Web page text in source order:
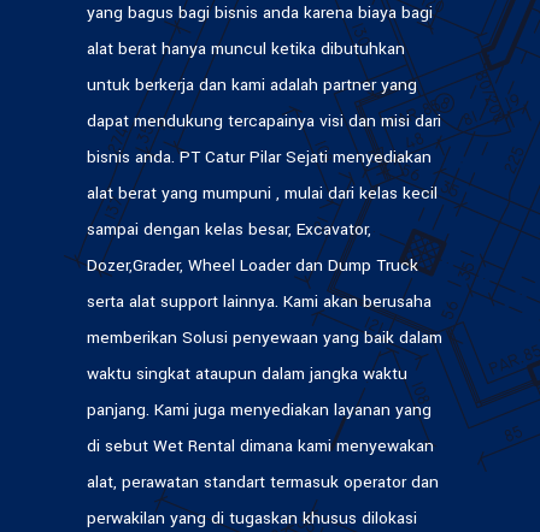
yang bagus bagi bisnis anda karena biaya bagi
alat berat hanya muncul ketika dibutuhkan
untuk berkerja dan kami adalah partner yang
dapat mendukung tercapainya visi dan misi dari
bisnis anda. PT Catur Pilar Sejati menyediakan
alat berat yang mumpuni , mulai dari kelas kecil
sampai dengan kelas besar, Excavator,
Dozer,Grader, Wheel Loader dan Dump Truck
serta alat support lainnya. Kami akan berusaha
memberikan Solusi penyewaan yang baik dalam
waktu singkat ataupun dalam jangka waktu
panjang. Kami juga menyediakan layanan yang
di sebut Wet Rental dimana kami menyewakan
alat, perawatan standart termasuk operator dan
perwakilan yang di tugaskan khusus dilokasi